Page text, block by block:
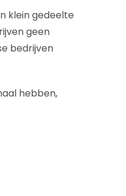
klein gedeelte
geen
bedrijven
hebben,